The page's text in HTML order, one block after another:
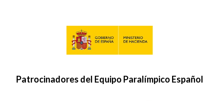
Patrocinadores del Equipo Paralímpico Español